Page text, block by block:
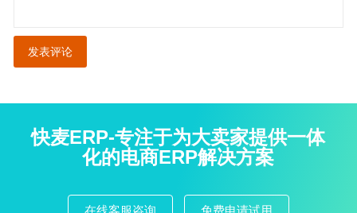
快麦ERP-专注于为大卖家提供一体
化的电商ERP解决方案
在线客服咨询 免费申请试用